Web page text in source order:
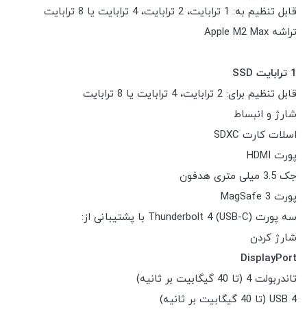
قابل تنظیم به: 1 ترابایت، 2 ترابایت، 4 ترابایت یا 8 ترابایت
تراشه Apple M2 Max
1 ترابایت SSD
قابل تنظیم برای: 2 ترابایت، 4 ترابایت یا 8 ترابایت
شارژ و انبساط
اسلات کارت SDXC
پورت HDMI
جک 3.5 میلی متری هدفون
پورت MagSafe 3
سه پورت Thunderbolt 4 (USB-C) با پشتیبانی از:
شارژ کردن
DisplayPort
تاندربولت 4 (تا 40 گیگابیت بر ثانیه)
USB 4 (تا 40 گیگابیت بر ثانیه)